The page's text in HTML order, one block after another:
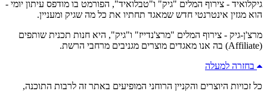
גיקלואיד - צירוף המלים "גיק" ו"טבלואיד", הפורמט בו מודפס עיתון יומי -
הוא מגזין אינטרנטי חדש שמאגד תחתיו את כל מה שגיק ומעניין.
מרצ'ן-גיק - צירוף המלים "מרצ'נדייז" ו"גיק", היא חנות תכנית שותפים
(Affiliate) בה אנו מאגדים מוצרים מגניבים מרחבי הרשת.
בחזרה למעלה
כל זכויות היוצרים והקניין הרוחני המופיעים באתר זה לרבות התוכנה,